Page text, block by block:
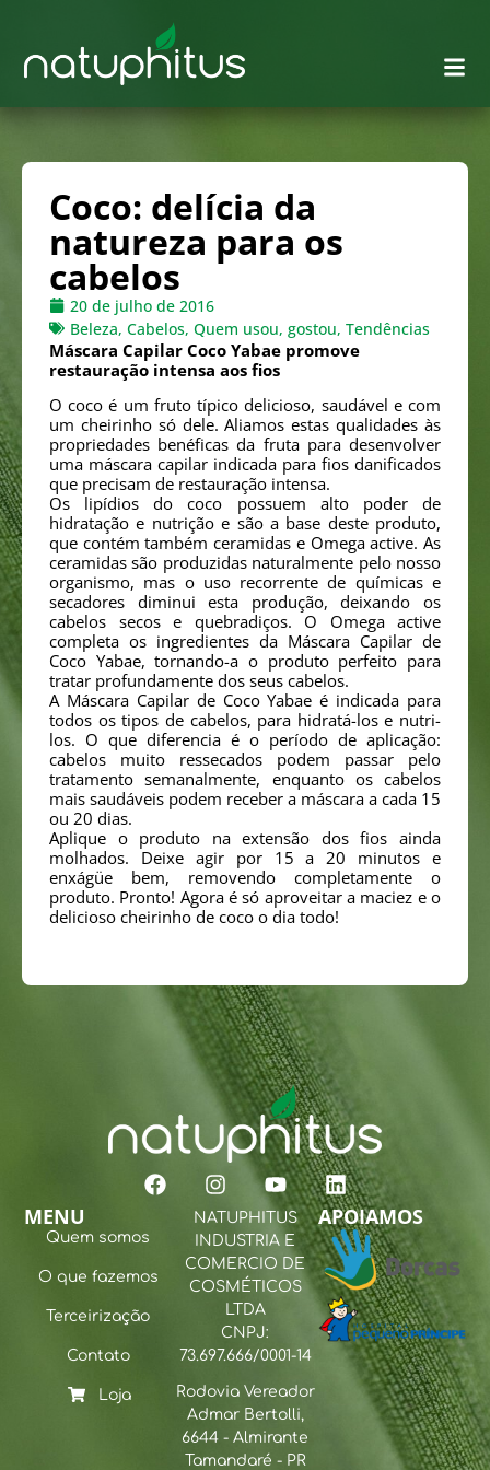
Coco: delícia da
natureza para os
cabelos
20 de julho de 2016
Beleza, Cabelos, Quem usou, gostou, Tendências
Máscara Capilar Coco Yabae promove
restauração intensa aos fios
O coco é um fruto típico delicioso, saudável e com
um cheirinho só dele. Aliamos estas qualidades às
propriedades benéficas da fruta para desenvolver
uma máscara capilar indicada para fios danificados
que precisam de restauração intensa.
Os lipídios do coco possuem alto poder de
hidratação e nutrição e são a base deste produto,
que contém também ceramidas e Omega active. As
ceramidas são produzidas naturalmente pelo nosso
organismo, mas o uso recorrente de químicas e
secadores diminui esta produção, deixando os
cabelos secos e quebradiços. O Omega active
completa os ingredientes da Máscara Capilar de
Coco Yabae, tornando-a o produto perfeito para
tratar profundamente dos seus cabelos.
A Máscara Capilar de Coco Yabae é indicada para
todos os tipos de cabelos, para hidratá-los e nutri-
los. O que diferencia é o período de aplicação:
cabelos muito ressecados podem passar pelo
tratamento semanalmente, enquanto os cabelos
mais saudáveis podem receber a máscara a cada 15
ou 20 dias.
Aplique o produto na extensão dos fios ainda
molhados. Deixe agir por 15 a 20 minutos e
enxágüe bem, removendo completamente o
produto. Pronto! Agora é só aproveitar a maciez e o
delicioso cheirinho de coco o dia todo!
MENU
Quem somos
O que fazemos
Terceirização
Contato
Loja
NATUPHITUS
INDUSTRIA E
COMERCIO DE
COSMÉTICOS
LTDA
CNPJ:
73.697.666/0001-14
Rodovia Vereador
Admar Bertolli,
6644 - Almirante
Tamandaré - PR
APOIAMOS